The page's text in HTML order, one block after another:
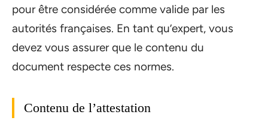
pour être considérée comme valide par les
autorités françaises. En tant qu’expert, vous
devez vous assurer que le contenu du
document respecte ces normes.
Contenu de l’attestation